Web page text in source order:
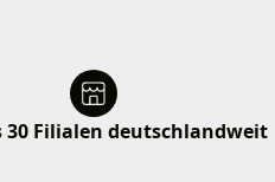
30 Filialen deutschlandweit